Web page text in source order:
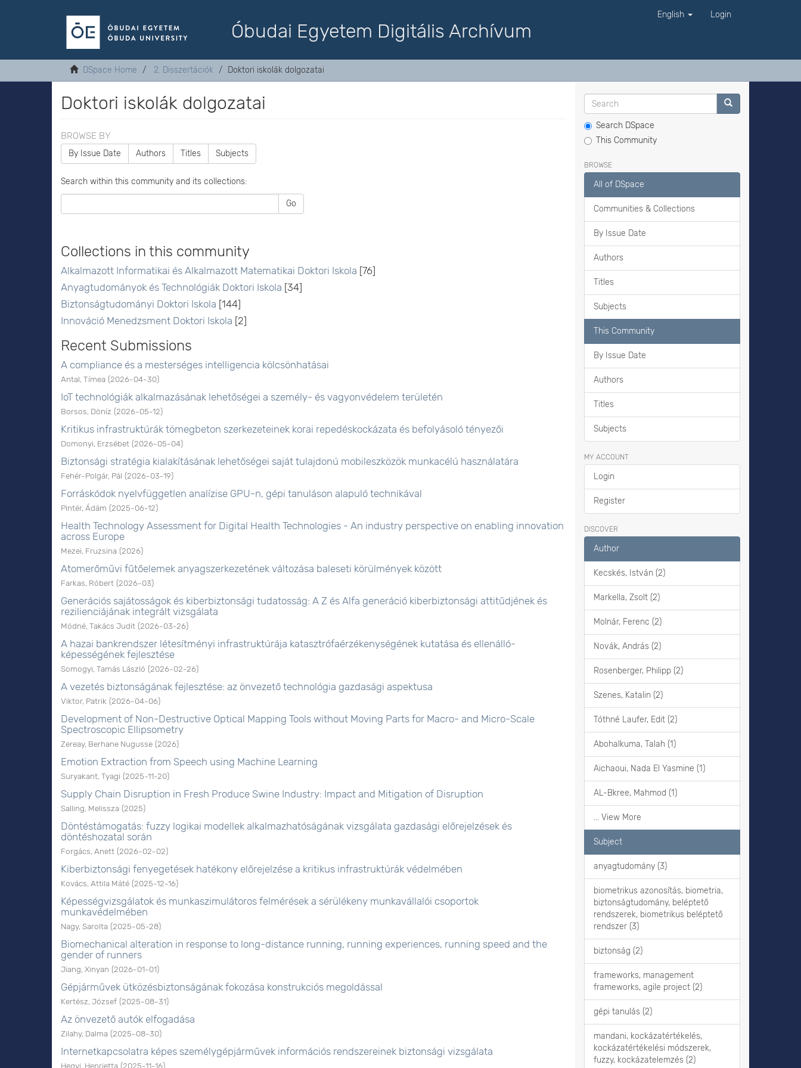
Óbudai Egyetem Digitális Archívum
English Login
DSpace Home 2. Disszertációk Doktori iskolák dolgozatai
Doktori iskolák dolgozatai
BROWSE BY
By Issue Date Authors Titles Subjects
Search within this community and its collections:
Go
Collections in this community
Alkalmazott Informatikai és Alkalmazott Matematikai Doktori Iskola [76]
Anyagtudományok és Technológiák Doktori Iskola [34]
Biztonságtudományi Doktori Iskola [144]
Innováció Menedzsment Doktori Iskola [2]
Recent Submissions
A compliance és a mesterséges intelligencia kölcsönhatásai
Antal, Tímea (2026-04-30)
IoT technológiák alkalmazásának lehetőségei a személy- és vagyonvédelem területén
Borsos, Döníz (2026-05-12)
Kritikus infrastruktúrák tömegbeton szerkezeteinek korai repedéskockázata és befolyásoló tényezői
Domonyi, Erzsébet (2026-05-04)
Biztonsági stratégia kialakításának lehetőségei saját tulajdonú mobileszközök munkacélú használatára
Fehér-Polgár, Pál (2026-03-19)
Forráskódok nyelvfüggetlen analízise GPU-n, gépi tanuláson alapuló technikával
Pintér, Ádám (2025-06-12)
Health Technology Assessment for Digital Health Technologies - An industry perspective on enabling innovation
across Europe
Mezei, Fruzsina (2026)
Atomerőművi fűtőelemek anyagszerkezetének változása baleseti körülmények között
Farkas, Róbert (2026-03)
Generációs sajátosságok és kiberbiztonsági tudatosság: A Z és Alfa generáció kiberbiztonsági attitűdjének és
rezilienciájának integrált vizsgálata
Módné, Takács Judit (2026-03-26)
A hazai bankrendszer létesítményi infrastruktúrája katasztrófaérzékenységének kutatása és ellenálló-
képességének fejlesztése
Somogyi, Tamás László (2026-02-26)
A vezetés biztonságának fejlesztése: az önvezető technológia gazdasági aspektusa
Viktor, Patrik (2026-04-06)
Development of Non-Destructive Optical Mapping Tools without Moving Parts for Macro- and Micro-Scale
Spectroscopic Ellipsometry
Zereay, Berhane Nugusse (2026)
Emotion Extraction from Speech using Machine Learning
Suryakant, Tyagi (2025-11-20)
Supply Chain Disruption in Fresh Produce Swine Industry: Impact and Mitigation of Disruption
Salling, Melissza (2025)
Döntéstámogatás: fuzzy logikai modellek alkalmazhatóságának vizsgálata gazdasági előrejelzések és
döntéshozatal során
Forgács, Anett (2026-02-02)
Kiberbiztonsági fenyegetések hatékony előrejelzése a kritikus infrastruktúrák védelmében
Kovács, Attila Máté (2025-12-16)
Képességvizsgálatok és munkaszimulátoros felmérések a sérülékeny munkavállalói csoportok
munkavédelmében
Nagy, Sarolta (2025-05-28)
Biomechanical alteration in response to long-distance running, running experiences, running speed and the
gender of runners
Jiang, Xinyan (2026-01-01)
Gépjárművek ütközésbiztonságának fokozása konstrukciós megoldással
Kertész, József (2025-08-31)
Az önvezető autók elfogadása
Zilahy, Dalma (2025-08-30)
Internetkapcsolatra képes személygépjárművek információs rendszereinek biztonsági vizsgálata
Hegyi, Henrietta (2025-11-16)
Search DSpace
This Community
BROWSE
All of DSpace
Communities & Collections
By Issue Date
Authors
Titles
Subjects
This Community
By Issue Date
Authors
Titles
Subjects
MY ACCOUNT
Login
Register
DISCOVER
Author
Kecskés, István (2)
Markella, Zsolt (2)
Molnár, Ferenc (2)
Novák, András (2)
Rosenberger, Philipp (2)
Szenes, Katalin (2)
Tóthné Laufer, Edit (2)
Abohalkuma, Talah (1)
Aichaoui, Nada El Yasmine (1)
AL-Bkree, Mahmod (1)
... View More
Subject
anyagtudomány (3)
biometrikus azonosítás, biometria,
biztonságtudomány, beléptető
rendszerek, biometrikus beléptető
rendszer (3)
biztonság (2)
frameworks, management
frameworks, agile project (2)
gépi tanulás (2)
mandani, kockázatértékelés,
kockázatértékelési módszerek,
fuzzy, kockázatelemzés (2)